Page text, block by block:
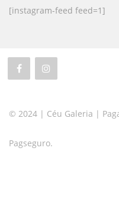
[instagram-feed feed=1]
© 2024 | Céu Galeria |
Pagseguro.